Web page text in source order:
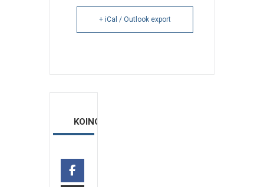
+ iCal / Outlook export
ΚΟΙΝΟΠΟΙΗΣΗ